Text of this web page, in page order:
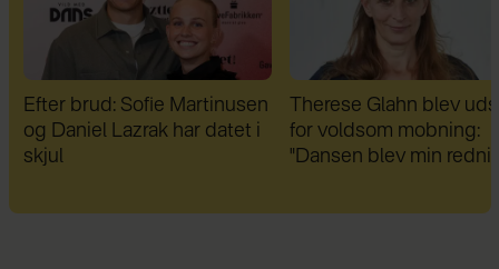
Therese Glahn blev udsat
for voldsom mobning:
"Dansen blev min redning"
Da Lars Rasmussen fik
diagnoser, var han fuld
fordomme: "I dag er de